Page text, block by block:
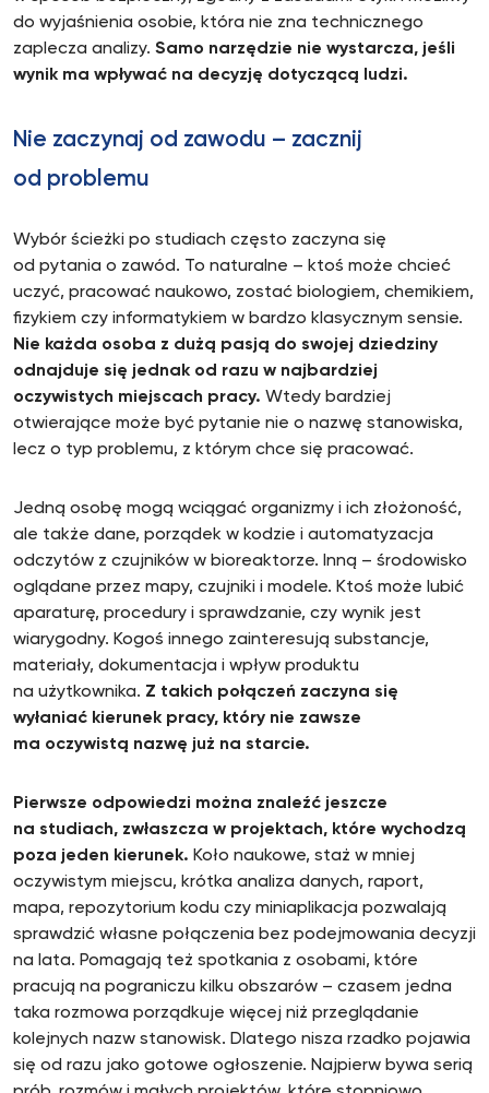
do wyjaśnienia osobie, która nie zna technicznego
zaplecza analizy. Samo narzędzie nie wystarcza, jeśli
wynik ma wpływać na decyzję dotyczącą ludzi.
Nie zaczynaj od zawodu – zacznij
od problemu
Wybór ścieżki po studiach często zaczyna się
od pytania o zawód. To naturalne – ktoś może chcieć
uczyć, pracować naukowo, zostać biologiem, chemikiem,
fizykiem czy informatykiem w bardzo klasycznym sensie.
Nie każda osoba z dużą pasją do swojej dziedziny
odnajduje się jednak od razu w najbardziej
oczywistych miejscach pracy. Wtedy bardziej
otwierające może być pytanie nie o nazwę stanowiska,
lecz o typ problemu, z którym chce się pracować.
Jedną osobę mogą wciągać organizmy i ich złożoność,
ale także dane, porządek w kodzie i automatyzacja
odczytów z czujników w bioreaktorze. Inną – środowisko
oglądane przez mapy, czujniki i modele. Ktoś może lubić
aparaturę, procedury i sprawdzanie, czy wynik jest
wiarygodny. Kogoś innego zainteresują substancje,
materiały, dokumentacja i wpływ produktu
na użytkownika. Z takich połączeń zaczyna się
wyłaniać kierunek pracy, który nie zawsze
ma oczywistą nazwę już na starcie.
Pierwsze odpowiedzi można znaleźć jeszcze
na studiach, zwłaszcza w projektach, które wychodzą
poza jeden kierunek. Koło naukowe, staż w mniej
oczywistym miejscu, krótka analiza danych, raport,
mapa, repozytorium kodu czy miniaplikacja pozwalają
sprawdzić własne połączenia bez podejmowania decyzji
na lata. Pomagają też spotkania z osobami, które
pracują na pograniczu kilku obszarów – czasem jedna
taka rozmowa porządkuje więcej niż przeglądanie
kolejnych nazw stanowisk. Dlatego nisza rzadko pojawia
się od razu jako gotowe ogłoszenie. Najpierw bywa serią